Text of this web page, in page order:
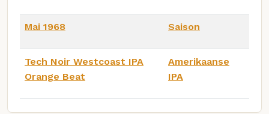
Mai 1968 Saison
Tech Noir Westcoast IPA
Orange Beat
Amerikaanse
IPA